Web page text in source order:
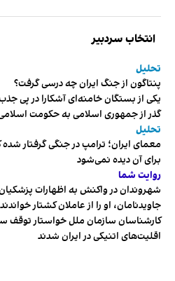
انتخاب سردبیر
تحلیل
پنتاگون از جنگ ایران چه درسی گرفت؟
یکی از بستگان خامنه‌ای آشکارا در پی
گذر از جمهوری اسلامی به حکومت
تحلیل
معمای ایران؛ ترامپ در جنگی گرفتار
برای آن دیده نمی‌شود
روایت شما
شهروندان در واکنش به اظهارات پزشکیان
جاویدنامان، او را از عاملان کشتار خواندند
کارشناسان سازمان ملل خواستار توقف
اقلیت‌های اتنیکی در ایران شدند